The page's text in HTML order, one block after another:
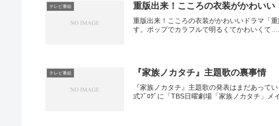
テレビ番組 重版出来！こころの衣装がかわいい
重版出来！こころの衣装がかわいいドラマ「
す。ポップでカラフルで明るくてかわいくて
テレビ番組 『家族ノカタチ』主題歌の裏事情
『家族ノカタチ』主題歌の発表はまだあって
式ﾌﾞﾛｸﾞに「TBS日曜劇場「家族ノカタチ」